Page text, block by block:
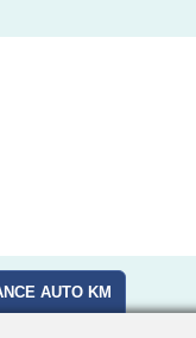
AUTO KM